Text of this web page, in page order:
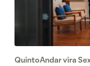
QuintoAndar vira